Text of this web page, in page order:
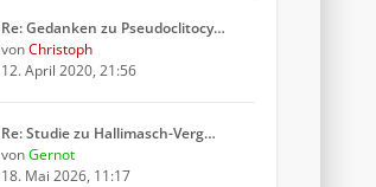
Re: Gedanken zu Pseudoclitocy…
vonChristoph
12. April 2020, 21:56
Re: Studie zu Hallimasch-Verg…
vonGernot
18. Mai 2026, 11:17